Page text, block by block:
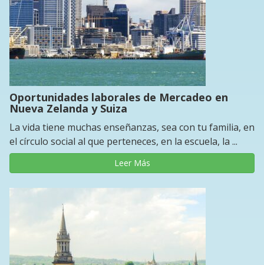
Oportunidades laborales de Mercadeo en
Nueva Zelanda y Suiza
La vida tiene muchas enseñanzas, sea con tu familia, en
el círculo social al que perteneces, en la escuela, la ...
Leer Más